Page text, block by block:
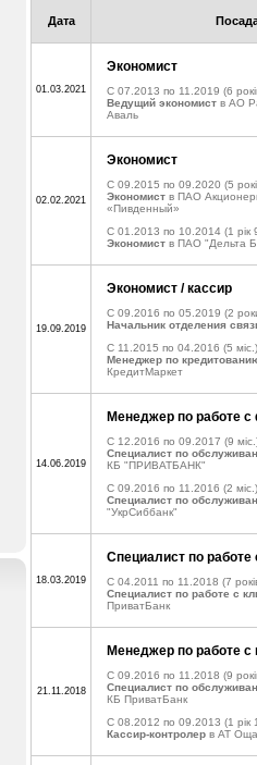
Дата
01.03.2021
Экономист
C 07.2013 по 11.2019 (6
Ведущий экономист в АО
Аваль
02.02.2021
Экономист
C 09.2015 по 09.2020 (5
Экономист в ПАО
«Пивденный»
C 01.2013 по 10.2014 (1 рік
Экономист в ПАО "Дельта
19.09.2019
Экономист / кассир
C 09.2016 по 05.2019 (2
Начальник отделения
C 11.2015 по 04.2016 (5 міс.)
Менеджер по
КредитМаркет
14.06.2019
Менеджер по работе
C 12.2016 по 09.2017 (9
Специалист по
КБ "ПРИВАТБАНК"
C 09.2016 по 11.2016 (2 міс.)
Специалист по
"УкрСиббанк"
18.03.2019
Специалист по работе
C 04.2011 по 11.2018 (7
Специалист по работе с
ПриватБанк
21.11.2018
Менеджер по работе с
C 09.2016 по 11.2018 (9
Специалист по
КБ ПриватБанк
C 08.2012 по 09.2013 (1 рік
Кассир-контролер в АТ